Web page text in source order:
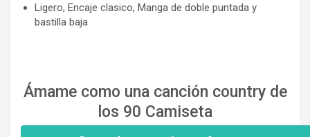
Ligero, Encaje clasico, Manga de doble puntada y
bastilla baja
Ámame como una canción country de
los 90 Camiseta